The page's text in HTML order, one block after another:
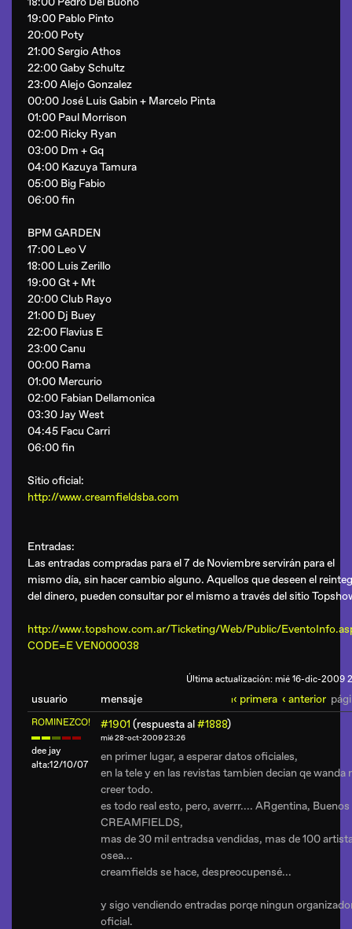
19:00 Pablo Pinto
20:00 Poty
21:00 Sergio Athos
22:00 Gaby Schultz
23:00 Alejo Gonzalez
00:00 José Luis Gabin + Marcelo Pinta
01:00 Paul Morrison
02:00 Ricky Ryan
03:00 Dm + Gq
04:00 Kazuya Tamura
05:00 Big Fabio
06:00 fin
BPM GARDEN
17:00 Leo V
18:00 Luis Zerillo
19:00 Gt + Mt
20:00 Club Rayo
21:00 Dj Buey
22:00 Flavius E
23:00 Canu
00:00 Rama
01:00 Mercurio
02:00 Fabian Dellamonica
03:30 Jay West
04:45 Facu Carri
06:00 fin
Sitio oficial:
http://www.creamfieldsba.com
Entradas:
Las entradas compradas para el 7 de Noviembre servirán para el
mismo día, sin hacer cambio alguno. Aquellos que deseen el
del dinero, pueden consultar por el mismo a través del sitio
http://www.topshow.com.ar/Ticketing/Web/Public/
CODE=E VEN000038
Última actualización: mié 16-dic-2009
usuario mensaje ı‹ primera ‹ anterior
ROMINEZCO!
dee jay
alta:12/10/07
#1901 (respuesta al#1888)
mié 28-oct-2009 23:26
en primer lugar, a esperar datos oficiales,
en la tele y en las revistas tambien decian qe wanda
creer todo.
es todo real esto, pero, averrr.... ARgentina,
CREAMFIELDS,
mas de 30 mil entradsa vendidas, mas de 100
osea...
creamfields se hace, despreocupensé...
y sigo vendiendo entradas porqe ningun
oficial.